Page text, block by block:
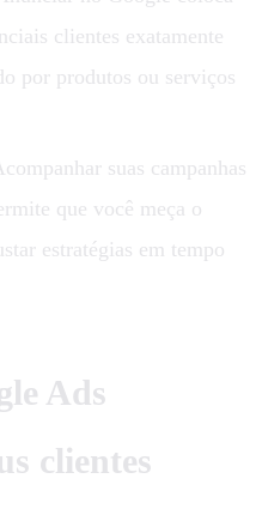
clientes exatamente
por produtos ou serviços
suas campanhas
que você meça o
estratégias em tempo
Ads
clientes